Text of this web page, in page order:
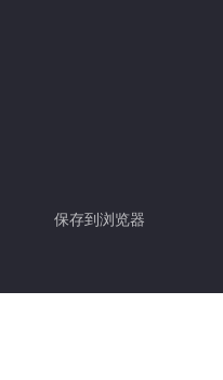
保存到浏览器